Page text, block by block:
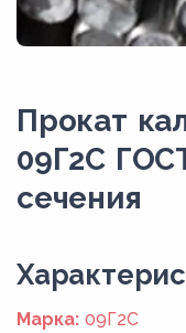
Прокат
09Г2С
сечения
Марка: 09Г2С